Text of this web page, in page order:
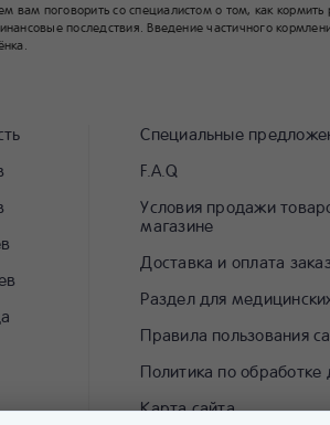
поговорить со специалистом о том, как
последствия. Введение частичного
Специальные
F.A.Q
Условия продажи
магазине
Доставка и оплата
Раздел для
Правила пользования
Политика по обработке
Карта сайта